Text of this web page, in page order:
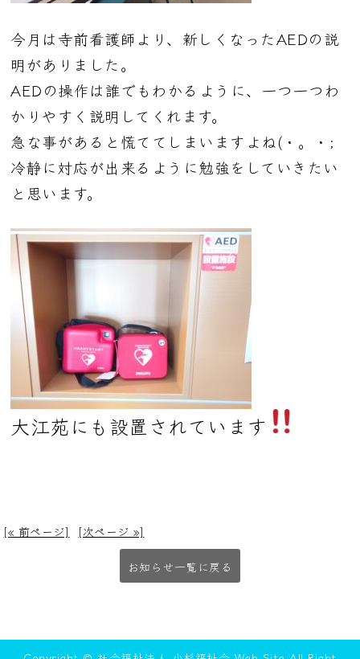
今月は寺前看護師より、新しくなったAEDの説
明がありました。
AEDの操作は誰でもわかるように、一つ一つわ
かりやすく説明してくれます。
急な事があると 慌ててしまいますよね(・。・;
冷静に対応が出来るように勉強をしていきたい
と思います。
大江苑にも設置されています
[« 前ページ] [次ページ »]
お知らせ一覧に戻る